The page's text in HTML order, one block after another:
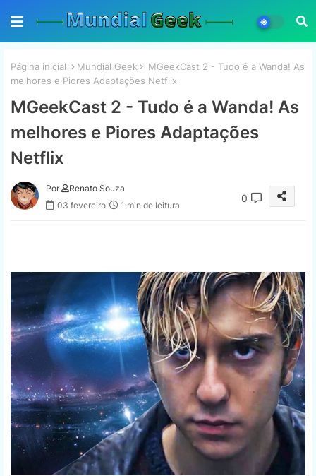
Página inicial Mundial Geek
MGeekCast 2 - Tudo é a Wanda! As
melhores e Piores Adaptações Netflix
MGeekCast 2 - Tudo é a Wanda! As
melhores e Piores Adaptações
Netflix
Por
Renato Souza
03 fevereiro
1 min de leitura
0